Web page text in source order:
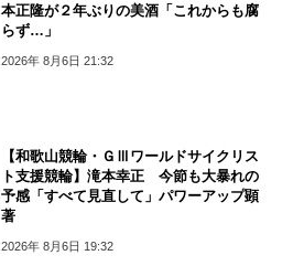
本正隆が２年ぶりの美酒「これからも腐
らず…」
2026年 8月6日 21:32
【和歌山競輪・ＧⅢワールドサイクリス
ト支援競輪】滝本幸正 今節も大暴れの
予感「すべて見直して」パワーアップ顕
著
2026年 8月6日 19:32